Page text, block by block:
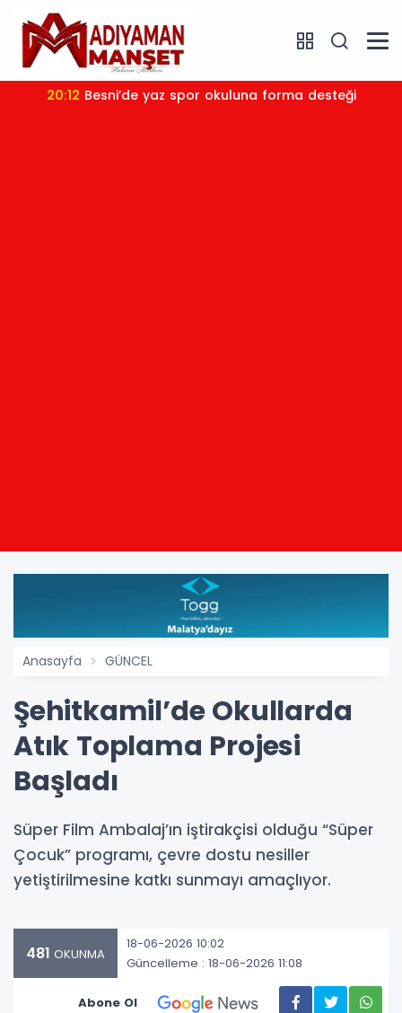
20:12 Besni’de yaz spor okuluna forma desteği
Anasayfa GÜNCEL
Şehitkamil’de Okullarda
Atık Toplama Projesi
Başladı
Süper Film Ambalaj’ın iştirakçisi olduğu “Süper
Çocuk” programı, çevre dostu nesiller
yetiştirilmesine katkı sunmayı amaçlıyor.
481 OKUNMA
18-06-2026 10:02
Güncelleme : 18-06-2026 11:08
Abone Ol